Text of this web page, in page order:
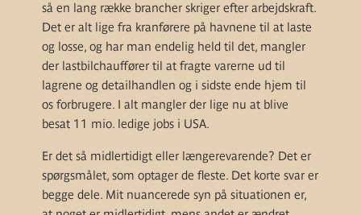
så en lang række brancher skriger efter arbejdskraft.
Det er alt lige fra kranførere på havnene til at laste
og losse, og har man endelig held til det, mangler
der lastbilchauffører til at fragte varerne ud til
lagrene og detailhandlen og i sidste ende hjem til
os forbrugere. I alt mangler der lige nu at blive
besat 11 mio. ledige jobs i USA.
Er det så midlertidigt eller længerevarende? Det er
spørgsmålet, som optager de fleste. Det korte svar er
begge dele. Mit nuancerede syn på situationen er,